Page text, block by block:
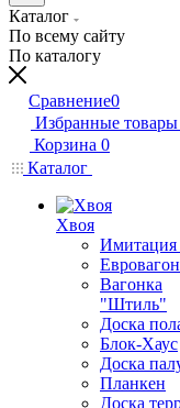
Каталог
По всему сайту
По каталогу
Сравнение0
Избранные товары
Корзина 0
Каталог
Хвоя
Имитация
Вагонка
"Штиль"
Доска
Блок-Хаус
Доска
Планкен
Доска